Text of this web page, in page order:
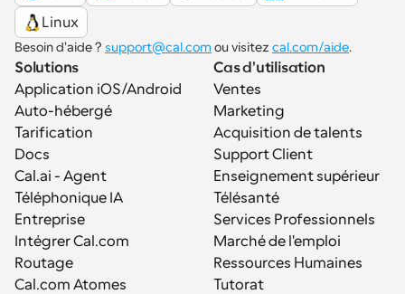
Linux
Besoin d'aide ? support@cal.com ou visitez cal.com/aide.
Solutions
Application iOS/Android
Auto-hébergé
Tarification
Docs
Cal.ai - Agent
Téléphonique IA
Entreprise
Intégrer Cal.com
Routage
Cal.com Atomes
Cas d'utilisation
Ventes
Marketing
Acquisition de talents
Support Client
Enseignement supérieur
Télésanté
Services Professionnels
Marché de l'emploi
Ressources Humaines
Tutorat